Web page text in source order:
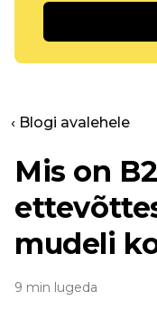
‹ Blogi avalehele
Mis on
mudeli
9 min lugeda